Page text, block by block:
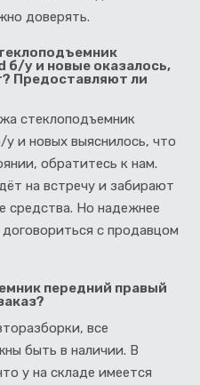
доверять.
б/у и новые оказалось,
Предоставляют ли
стеклоподъемник
и новых выяснилось, что
обратитесь к нам.
на встречу и забирают
средства. Но надежнее
с продавцом
передний правый
все
быть в наличии. В
у на складе имеется